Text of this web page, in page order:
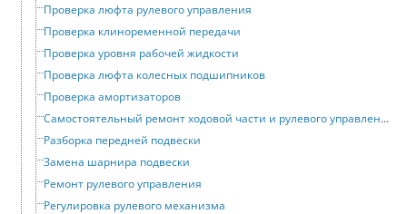
Проверка люфта рулевого управления
Проверка клиноременной передачи
Проверка уровня рабочей жидкости
Проверка люфта колесных подшипников
Проверка амортизаторов
Самостоятельный ремонт ходовой части и рулевого управления
Разборка передней подвески
Замена шарнира подвески
Ремонт рулевого управления
Регулировка рулевого механизма